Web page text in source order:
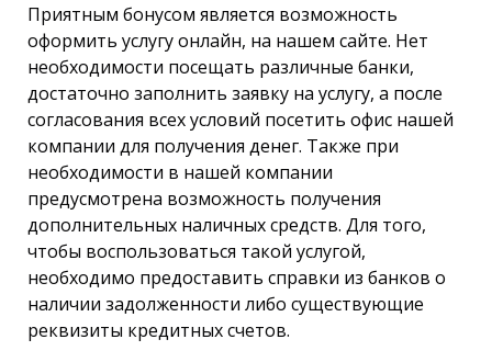
Приятным бонусом является возможность
оформить услугу онлайн, на нашем сайте. Нет
необходимости посещать различные банки,
достаточно заполнить заявку на услугу, а после
согласования всех условий посетить офис нашей
компании для получения денег. Также при
необходимости в нашей компании
предусмотрена возможность получения
дополнительных наличных средств. Для того,
чтобы воспользоваться такой услугой,
необходимо предоставить справки из банков о
наличии задолженности либо существующие
реквизиты кредитных счетов.